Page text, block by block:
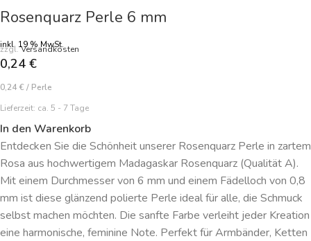
Rosenquarz Perle 6 mm
inkl. 19 % MwSt.
zzgl.Versandkosten
0,24 €
0,24 € / Perle
Lieferzeit: ca. 5 - 7 Tage
In den Warenkorb
Entdecken Sie die Schönheit unserer Rosenquarz Perle in zartem
Rosa aus hochwertigem Madagaskar Rosenquarz (Qualität A).
Mit einem Durchmesser von 6 mm und einem Fädelloch von 0,8
mm ist diese glänzend polierte Perle ideal für alle, die Schmuck
selbst machen möchten. Die sanfte Farbe verleiht jeder Kreation
eine harmonische, feminine Note. Perfekt für Armbänder, Ketten